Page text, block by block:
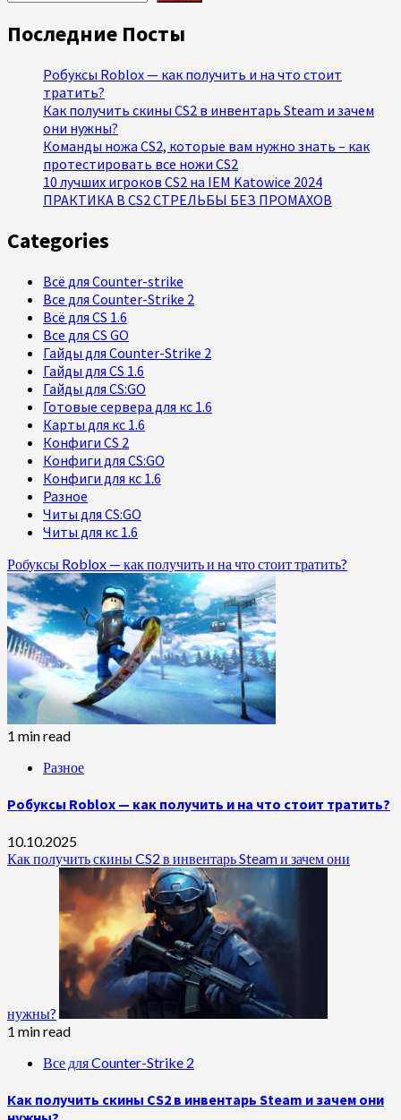
Последние Посты
Робуксы Roblox — как получить и на что стоит
тратить?
Как получить скины CS2 в инвентарь Steam и зачем
они нужны?
Команды ножа CS2, которые вам нужно знать – как
протестировать все ножи CS2
10 лучших игроков CS2 на IEM Katowice 2024
ПРАКТИКА В CS2 СТРЕЛЬБЫ БЕЗ ПРОМАХОВ
Categories
Всё для Counter-strike
Все для Counter-Strike 2
Всё для CS 1.6
Все для CS GO
Гайды для Counter-Strike 2
Гайды для CS 1.6
Гайды для CS:GO
Готовые сервера для кс 1.6
Карты для кс 1.6
Конфиги CS 2
Конфиги для CS:GO
Конфиги для кс 1.6
Разное
Читы для CS:GO
Читы для кс 1.6
Робуксы Roblox — как получить и на что стоит тратить?
1 min read
Разное
Робуксы Roblox — как получить и на что стоит тратить?
10.10.2025
Как получить скины CS2 в инвентарь Steam и зачем они
нужны?
1 min read
Все для Counter-Strike 2
Как получить скины CS2 в инвентарь Steam и зачем они